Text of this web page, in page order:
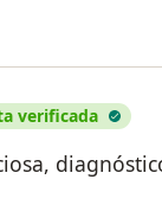
verificada